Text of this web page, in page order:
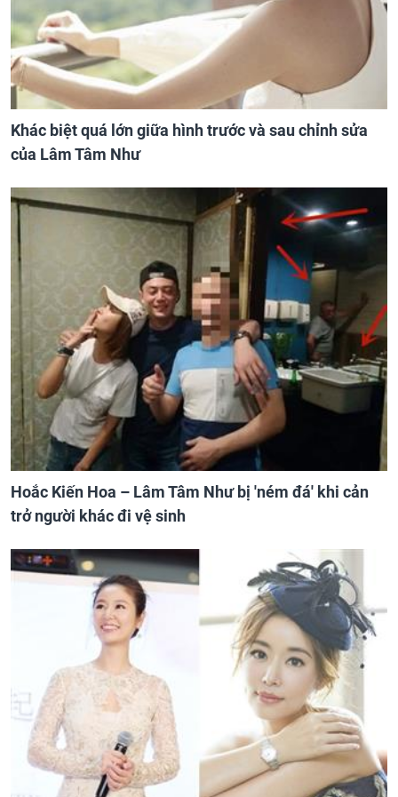
Khác biệt quá lớn giữa hình trước và sau chỉnh sửa
của Lâm Tâm Như
Hoắc Kiến Hoa – Lâm Tâm Như bị 'ném đá' khi cản
trở người khác đi vệ sinh